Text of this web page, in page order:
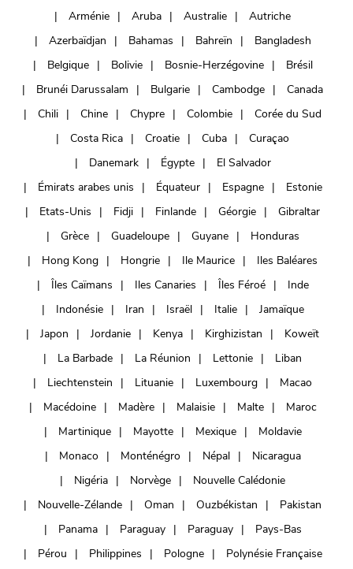
Arménie
Aruba Australie
Autriche
Azerbaïdjan
Bahamas Bahreïn
Bangladesh
Belgique
Bolivie Bosnie-Herzégovine
Brésil
Brunéi Darussalam
Bulgarie Cambodge
Canada
Chili
Chine Chypre Colombie
Corée du Sud
Costa Rica
Croatie Cuba
Curaçao
Danemark
Égypte
El Salvador
Émirats arabes unis
Équateur Espagne
Estonie
Etats-Unis
Fidji Finlande Géorgie
Gibraltar
Grèce
Guadeloupe Guyane
Honduras
Hong Kong
Hongrie Ile Maurice
Iles Baléares
Îles Caïmans
Iles Canaries Îles Féroé
Inde
Indonésie
Iran Israël Italie
Jamaïque
Japon
Jordanie Kenya Kirghizistan
Koweït
La Barbade
La Réunion Lettonie
Liban
Liechtenstein
Lituanie Luxembourg
Macao
Macédoine
Madère Malaisie Malte
Maroc
Martinique
Mayotte Mexique
Moldavie
Monaco
Monténégro Népal
Nicaragua
Nigéria
Norvège
Nouvelle Calédonie
Nouvelle-Zélande
Oman Ouzbékistan
Pakistan
Panama
Paraguay Paraguay
Pays-Bas
Pérou
Philippines Pologne
Polynésie Française